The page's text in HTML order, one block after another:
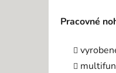
Pracovné